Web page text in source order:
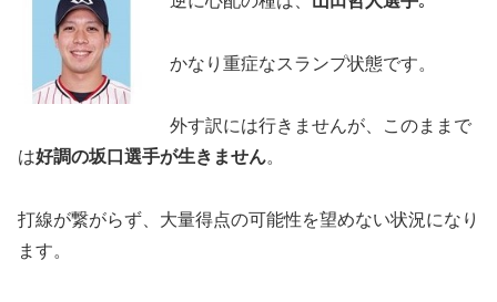
かなり重症なスランプ状態です。
外す訳には行きませんが、このままで
は好調の坂口選手が生きません。
打線が繋がらず、大量得点の可能性を望めない状況になり
ます。